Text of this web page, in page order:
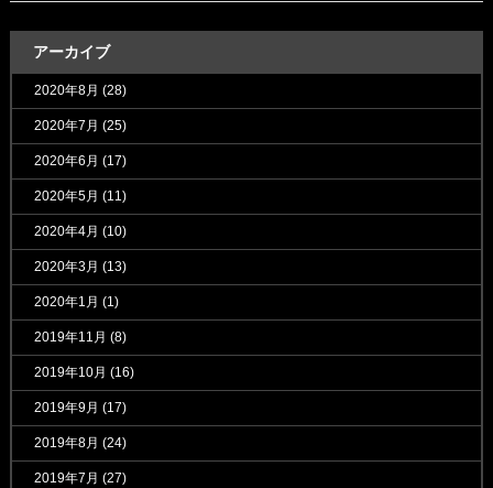
アーカイブ
2020年8月 (28)
2020年7月 (25)
2020年6月 (17)
2020年5月 (11)
2020年4月 (10)
2020年3月 (13)
2020年1月 (1)
2019年11月 (8)
2019年10月 (16)
2019年9月 (17)
2019年8月 (24)
2019年7月 (27)